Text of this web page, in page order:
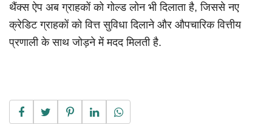
थैंक्स ऐप अब ग्राहकों को गोल्ड लोन भी दिलाता है, जिससे नए
क्रेडिट ग्राहकों को वित्त सुविधा दिलाने और औपचारिक वित्तीय
प्रणाली के साथ जोड़ने में मदद मिलती है.